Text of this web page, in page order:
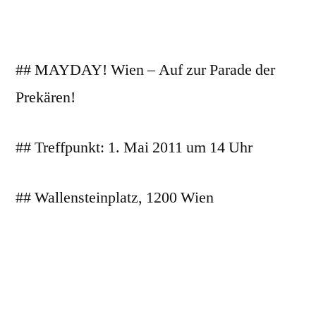
## MAYDAY! Wien – Auf zur Parade der
Prekären!
## Treffpunkt: 1. Mai 2011 um 14 Uhr
## Wallensteinplatz, 1200 Wien